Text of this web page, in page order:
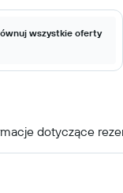
wszystkie oferty
dotyczące